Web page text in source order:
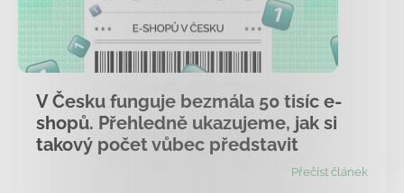
V Česku funguje bezmála 50 tisíc e-
shopů. Přehledně ukazujeme, jak si
takový počet vůbec představit
Přečíst článek